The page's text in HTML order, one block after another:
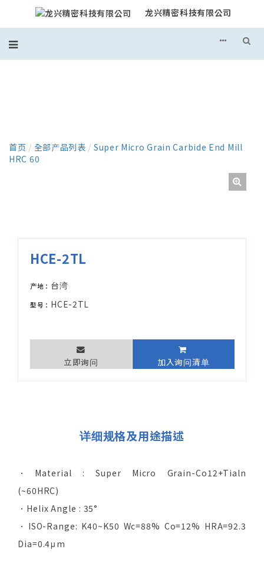
龙兴精密科技有限公司
首页 / 全部产品列表 / Super Micro Grain Carbide End Mill
HRC 60
HCE-2TL
产地： 台湾
型号： HCE-2TL
立即询问 加入询问清单
详细规格及用途描述
．Material : Super Micro Grain-Co12+Tialn
(~60HRC)
．Helix Angle : 35°
．ISO-Range: K40~K50 Wc=88% Co=12% HRA=92.3
Dia=0.4μm